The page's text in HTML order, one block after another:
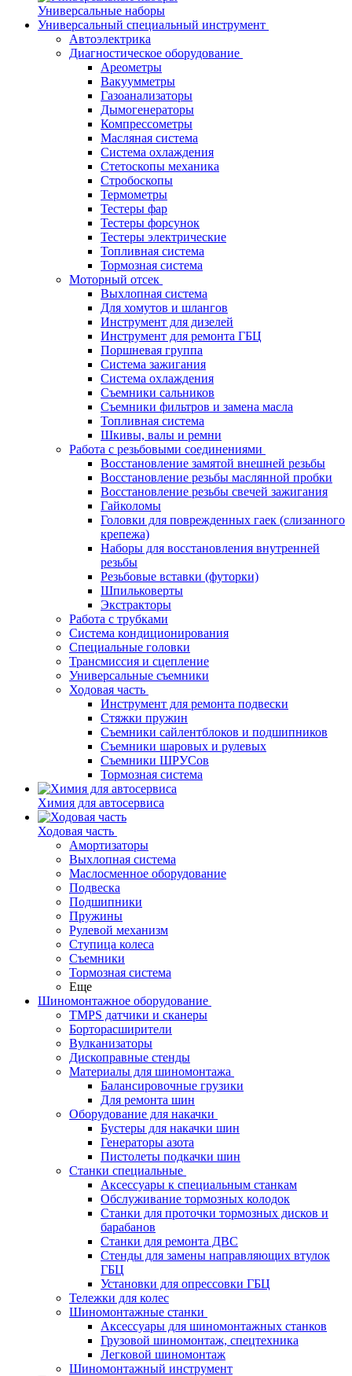
Универсальные наборы
Универсальный специальный инструмент
Автоэлектрика
Диагностическое оборудование
Ареометры
Вакуумметры
Газоанализаторы
Дымогенераторы
Компрессометры
Масляная система
Система охлаждения
Стетоскопы механика
Стробоскопы
Термометры
Тестеры фар
Тестеры форсунок
Тестеры электрические
Топливная система
Тормозная система
Моторный отсек
Выхлопная система
Для хомутов и шлангов
Инструмент для дизелей
Инструмент для ремонта ГБЦ
Поршневая группа
Система зажигания
Система охлаждения
Съемники сальников
Съемники фильтров и замена масла
Топливная система
Шкивы, валы и ремни
Работа с резьбовыми соединениями
Восстановление замятой внешней резьбы
Восстановление резьбы маслянной пробки
Восстановление резьбы свечей зажигания
Гайколомы
Головки для поврежденных гаек (слизанного
крепежа)
Наборы для восстановления внутренней
резьбы
Резьбовые вставки (футорки)
Шпильковерты
Экстракторы
Работа с трубками
Система кондиционирования
Специальные головки
Трансмиссия и сцепление
Универсальные съемники
Ходовая часть
Инструмент для ремонта подвески
Стяжки пружин
Съемники сайлентблоков и подшипников
Съемники шаровых и рулевых
Съемники ШРУСов
Тормозная система
Химия для автосервиса
Ходовая часть
Амортизаторы
Выхлопная система
Маслосменное оборудование
Подвеска
Подшипники
Пружины
Рулевой механизм
Ступица колеса
Съемники
Тормозная система
Еще
Шиномонтажное оборудование
TMPS датчики и сканеры
Борторасширители
Вулканизаторы
Дископравные стенды
Материалы для шиномонтажа
Балансировочные грузики
Для ремонта шин
Оборудование для накачки
Бустеры для накачки шин
Генераторы азота
Пистолеты подкачки шин
Станки специальные
Аксессуары к специальным станкам
Обслуживание тормозных колодок
Станки для проточки тормозных дисков и
барабанов
Станки для ремонта ДВС
Стенды для замены направляющих втулок
ГБЦ
Установки для опрессовки ГБЦ
Тележки для колес
Шиномонтажные станки
Аксессуары для шиномонтажных станков
Грузовой шиномонтаж, спецтехника
Легковой шиномонтаж
Шиномонтажный инструмент